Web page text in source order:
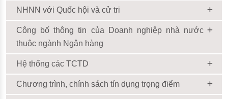
NHNN với Quốc hội và cử tri
Công bố thông tin của Doanh nghiệp nhà nước
thuộc ngành Ngân hàng
Hệ thống các TCTD
Chương trình, chính sách tín dụng trọng điểm